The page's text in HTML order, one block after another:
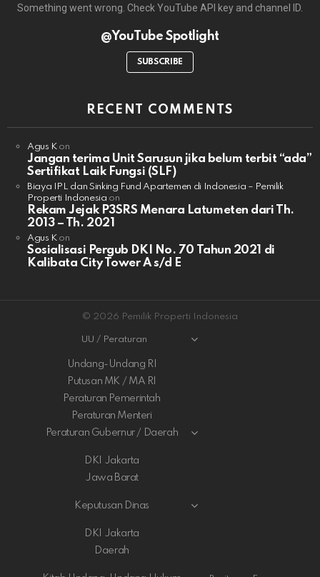
Something went wrong. Check YouTube API key and channel ID.
@YouTube Spotlight
SUBSCRIBE
RECENT COMMENTS
Agus Kon
Jangan terima Unit Sarusun jika belum terbit “ada”
Sertifikat Laik Fungsi (SLF)
Biaya IPL dan Sinking Fund Apartemen di Indonesia – Pemilik
Properti Indonesia on
Rekam Jejak P3SRS Menara Latumeten dari Th.
2013 – Th. 2021
Agus Kon
Sosialisasi Pergub DKI No. 70 Tahun 2021 di
Kalibata City Tower A s/d E
© 2026 Pemilik Properti Indonesia
UU / Peraturan
Undang-Undang RI
Putusan MK / MA RI
Peraturan Pemerintah
Peraturan Menteri
Peraturan Gubernur / Daerah
DKI Jakarta
Jawa Barat
Keputusan Dinas
DKI Jakarta
Daerah